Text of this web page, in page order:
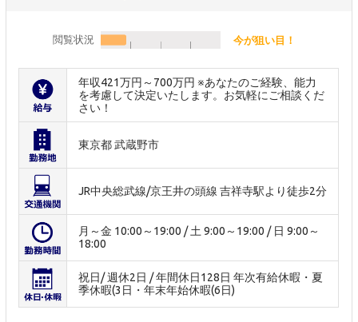
閲覧状況 今が狙い目！
年収421万円～700万円 ※あなたのご経験、能力
を考慮して決定いたします。お気軽にご相談くだ
さい！
東京都 武蔵野市
JR中央総武線/京王井の頭線 吉祥寺駅より徒歩2分
月～金 10:00～19:00 / 土 9:00～19:00 / 日 9:00～
18:00
祝日/ 週休2日 / 年間休日128日 年次有給休暇・夏
季休暇(3日・年末年始休暇(6日)